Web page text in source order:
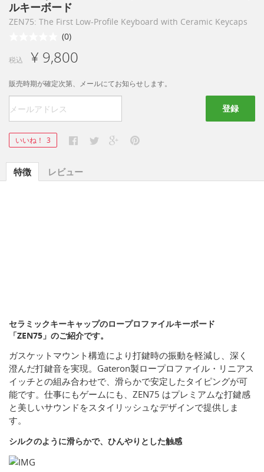
ルキーボード
ZEN75: The First Low-Profile Keyboard with Ceramic Keycaps
(0)
税込 ¥ 9,800
販売時期が確定次第、メールにてお知らせします。
登録
いいね！ 3
特徴 レビュー
セラミックキーキャップのロープロファイルキーボード
「ZEN75」のご紹介です。
ガスケットマウント構造により打鍵時の振動を軽減し、深く
澄んだ打鍵音を実現。Gateron製ロープロファイル・リニアス
イッチとの組み合わせで、滑らかで安定したタイピングが可
能です。仕事にもゲームにも、ZEN75 はプレミアムな打鍵感
と美しいサウンドをスタイリッシュなデザインで提供しま
す。
シルクのように滑らかで、ひんやりとした触感